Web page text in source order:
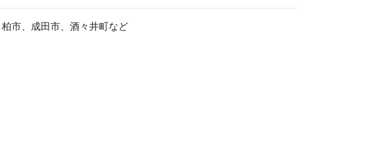
市、成田市、酒々井町など